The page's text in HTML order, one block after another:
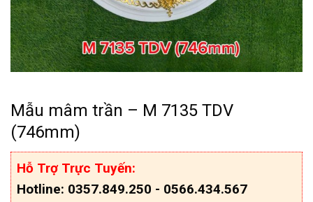
Mẫu mâm trần – M 7135 TDV
(746mm)
Hỗ Trợ Trực Tuyến:
Hotline: 0357.849.250 - 0566.434.567